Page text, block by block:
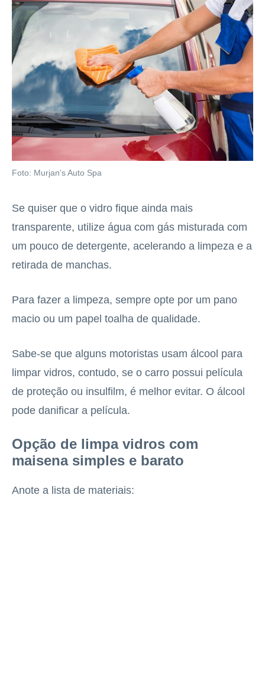
Foto: Murjan’s Auto Spa
Se quiser que o vidro fique ainda mais
transparente, utilize água com gás misturada com
um pouco de detergente, acelerando a limpeza e a
retirada de manchas.
Para fazer a limpeza, sempre opte por um pano
macio ou um papel toalha de qualidade.
Sabe-se que alguns motoristas usam álcool para
limpar vidros, contudo, se o carro possui película
de proteção ou insulfilm, é melhor evitar. O álcool
pode danificar a película.
Opção de limpa vidros com
maisena simples e barato
Anote a lista de materiais: